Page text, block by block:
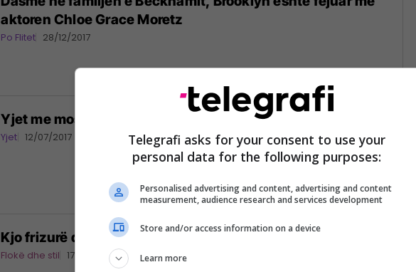
aktoren Chloe Grace Moretz
Po Flitet 28/12/2017
Yjet me moshë të njëjtë (Foto)
Yjet 12/07/2017
Kjo frizurë do të dominojë këtë vit (Foto)
Flokë dhe stil 17/02/2017
Telegrafi asks for your consent to use your
personal data for the following purposes:
Personalised advertising and content, advertising and content
measurement, audience research and services development
Store and/or access information on a device
Learn more